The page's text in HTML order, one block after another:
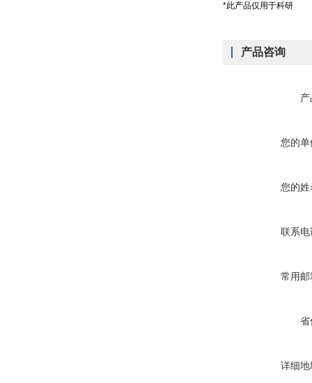
*此产品仅用于科研
产品咨询
您的单
您的姓
联系电
常用邮
省
详细地